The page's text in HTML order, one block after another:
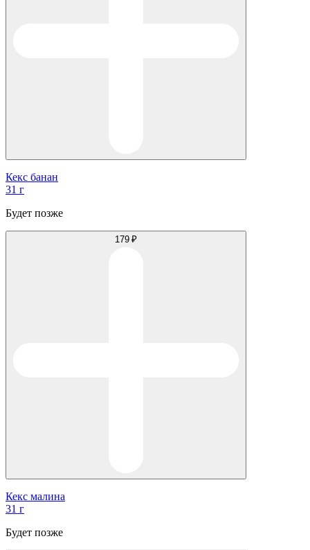
Кекс банан
31 г
Будет позже
179 ₽
Кекс малина
31 г
Будет позже